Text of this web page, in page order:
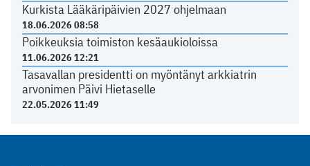
Kurkista Lääkäripäivien 2027 ohjelmaan
18.06.2026 08:58
Poikkeuksia toimiston kesäaukioloissa
11.06.2026 12:21
Tasavallan presidentti on myöntänyt arkkiatrin
arvonimen Päivi Hietaselle
22.05.2026 11:49